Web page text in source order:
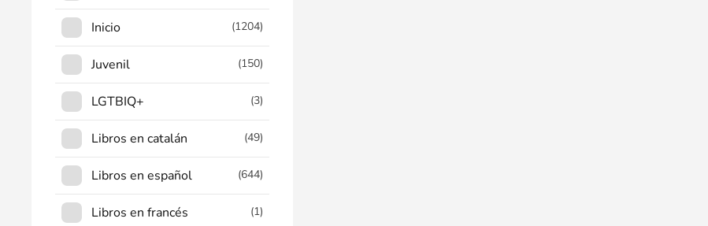
Inicio (1204)
Juvenil (150)
LGTBIQ+ (3)
Libros en catalán (49)
Libros en español (644)
Libros en francés (1)